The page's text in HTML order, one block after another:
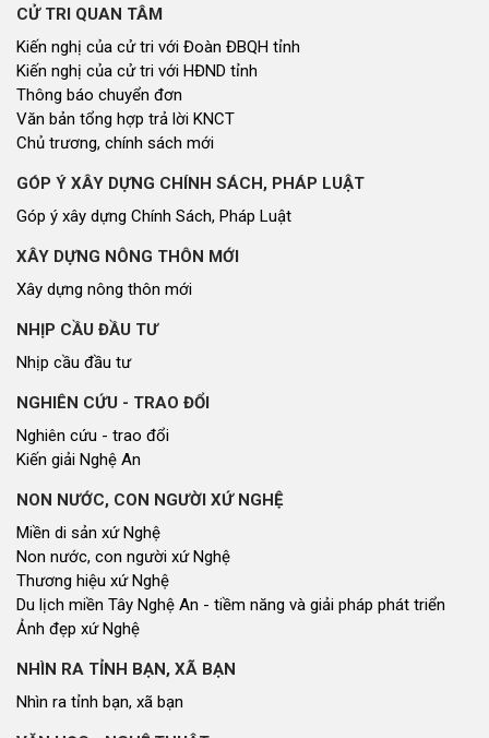
CỬ TRI QUAN TÂM
Kiến nghị của cử tri với Đoàn ĐBQH tỉnh
Kiến nghị của cử tri với HĐND tỉnh
Thông báo chuyển đơn
Văn bản tổng hợp trả lời KNCT
Chủ trương, chính sách mới
GÓP Ý XÂY DỰNG CHÍNH SÁCH, PHÁP LUẬT
Góp ý xây dựng Chính Sách, Pháp Luật
XÂY DỰNG NÔNG THÔN MỚI
Xây dựng nông thôn mới
NHỊP CẦU ĐẦU TƯ
Nhịp cầu đầu tư
NGHIÊN CỨU - TRAO ĐỔI
Nghiên cứu - trao đổi
Kiến giải Nghệ An
NON NƯỚC, CON NGƯỜI XỨ NGHỆ
Miền di sản xứ Nghệ
Non nước, con người xứ Nghệ
Thương hiệu xứ Nghệ
Du lịch miền Tây Nghệ An - tiềm năng và giải pháp phát triển
Ảnh đẹp xứ Nghệ
NHÌN RA TỈNH BẠN, XÃ BẠN
Nhìn ra tỉnh bạn, xã bạn